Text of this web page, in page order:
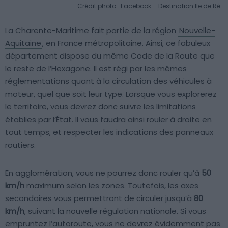
Crédit photo : Facebook – Destination Ile de Ré
La Charente-Maritime fait partie de la région Nouvelle-
Aquitaine, en France métropolitaine. Ainsi, ce fabuleux
département dispose du même Code de la Route que
le reste de l’Hexagone. Il est régi par les mêmes
réglementations quant à la circulation des véhicules à
moteur, quel que soit leur type. Lorsque vous explorerez
le territoire, vous devrez donc suivre les limitations
établies par l’État. Il vous faudra ainsi rouler à droite en
tout temps, et respecter les indications des panneaux
routiers.
En agglomération, vous ne pourrez donc rouler qu’à 50
km/h maximum selon les zones. Toutefois, les axes
secondaires vous permettront de circuler jusqu’à 80
km/h, suivant la nouvelle régulation nationale. Si vous
empruntez l’autoroute, vous ne devrez évidemment pas